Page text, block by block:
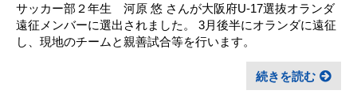
サッカー部２年生 河原 悠 さんが大阪府U-17選抜オランダ
遠征メンバーに選出されました。 3月後半にオランダに遠征
し、現地のチームと親善試合等を行います。
続きを読む